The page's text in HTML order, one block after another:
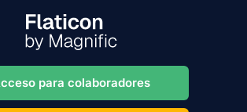
para colaboradores